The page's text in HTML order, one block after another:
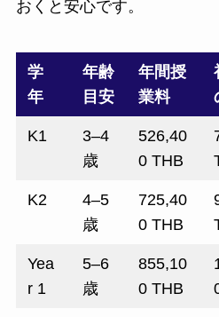
おくと安心です。
学
年
年齢
目安
年間授
業料
K1
3–4
歳
526,40
0 THB
K2
4–5
歳
725,40
0 THB
Yea
r 1
5–6
歳
855,10
0 THB